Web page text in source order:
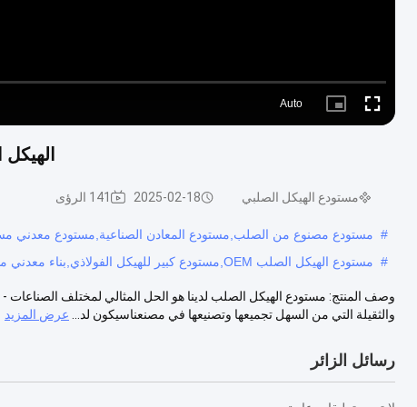
Auto
Picture- Fullscreen
مستودع الهيكل الصلبي 2025-02-18 141 الرؤى
# مستودع مصنوع من الصلب,مستودع المعادن الصناعية,مستودع معدني
# مستودع الهيكل الصلب OEM,مستودع كبير للهيكل الفولاذي,بناء معدني مسبق الصنع
وصف المنتج: مستودع الهيكل الصلب لدينا هو الحل المثالي لمختلف الصناعات -
والثقيلة التي من السهل تجميعها وتصنيعها في مصنعناسيكون لد...
عرض المزيد
رسائل الزائر